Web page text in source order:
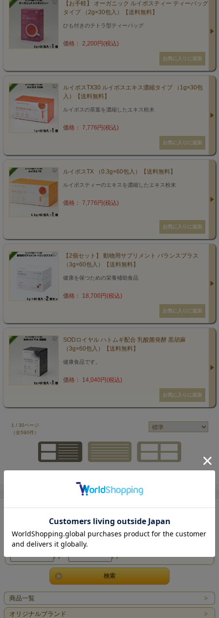
【お手軽】 オーガニック ルイボスティー ティーバッグ
タイプ （2g×30包入）【送料無料】
ひも付きのテトラ型ティーバッグ
価格： 2,200円(税込)
ルイボスTX30 ルイボスエキス濃縮タイプ （1g×30包
入）【送料無料】
ルイボスの茶葉を濃縮したエキス粉末
価格： 7,776円(税込)
ルイボスTX （0.3g×60包入）【送料無料】
ルイボスティーのエキスを濃縮したエキス粉末
価格： 7,776円(税込)
【2個セット】 動物用サプリメント バランスプラス
（3g×60包入）【送料無料】
健康を保つための栄養補助食品
価格： 18,700円(税込)
SODロイヤル ハトムギ配合 乳酸菌発酵 黒胡麻
（3g×60包入）【送料無料】
健康食品です。
価格： 14,040円(税込)
1 / 30ページ
（全590件）
キーワード検索
価格帯検索
円 ～ 円
商品一覧
オリジナルブランド